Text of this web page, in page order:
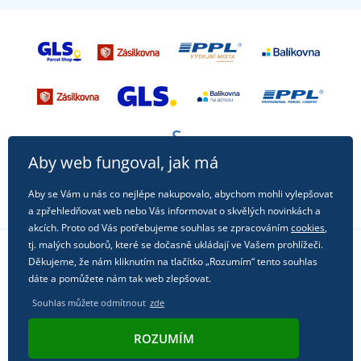
Sledujte nás na sociálních sítích
Aby web fungoval, jak má
Aby se Vám u nás co nejlépe nakupovalo, abychom mohli vylepšovat
a zpřehledňovat web nebo Vás informovat o skvělých novinkách a
akcích. Proto od Vás potřebujeme souhlas se zpracovánímcookies,
tj. malých souborů, které se dočasně ukládají ve Vašem prohlížeči.
Děkujeme, že nám kliknutím na tlačítko „Rozumím“ tento souhlas
dáte a pomůžete nám tak web zlepšovat.
Souhlas můžete odmítnout zde
ROZUMÍM